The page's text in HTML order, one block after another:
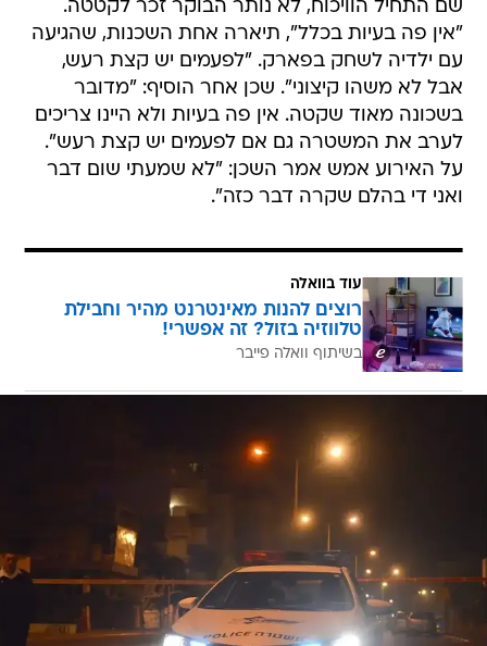
שם התחיל הוויכוח, לא נותר הבוקר זכר לקטטה.
"אין פה בעיות בכלל", תיארה אחת השכנות, שהגיעה
עם ילדיה לשחק בפארק. "לפעמים יש קצת רעש,
אבל לא משהו קיצוני". שכן אחר הוסיף: "מדובר
בשכונה מאוד שקטה. אין פה בעיות ולא היינו צריכים
לערב את המשטרה גם אם לפעמים יש קצת רעש".
על האירוע אמש אמר השכן: "לא שמעתי שום דבר
ואני די בהלם שקרה דבר כזה".
עוד בוואלה
רוצים להנות מאינטרנט מהיר וחבילת
טלווזיה בזול? זה אפשרי!
בשיתוף וואלה פייבר